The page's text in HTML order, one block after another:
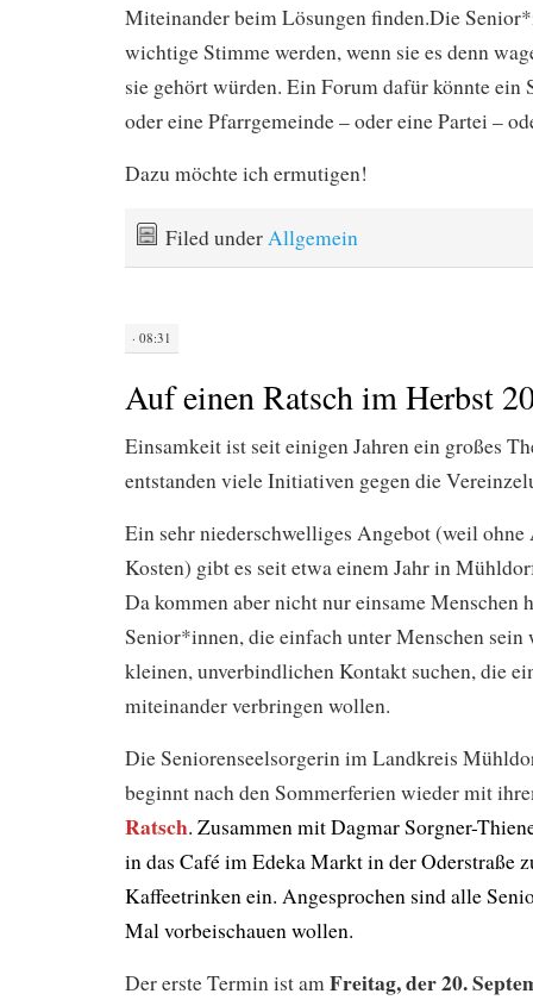
Miteinander beim Lösungen finden.Die
wichtige Stimme werden, wenn sie es denn
sie gehört würden. Ein Forum dafür könnte ein
oder eine Pfarrgemeinde – oder eine Partei –
Dazu möchte ich ermutigen!
Filed underAllgemein
· 08:31
Auf einen Ratsch im Herbst
Einsamkeit ist seit einigen Jahren ein großes
entstanden viele Initiativen gegen die
Ein sehr niederschwelliges Angebot (weil
Kosten) gibt es seit etwa einem Jahr in
Da kommen aber nicht nur einsame Menschen
Senior*innen, die einfach unter Menschen sein
kleinen, unverbindlichen Kontakt suchen, die
miteinander verbringen wollen.
Die Seniorenseelsorgerin im Landkreis
beginnt nach den Sommerferien wieder mit
Ratsch. Zusammen mit Dagmar Sorgner-
in das Café im Edeka Markt in der Oderstraße
Kaffeetrinken ein. Angesprochen sind alle
Mal vorbeischauen wollen.
Der erste Termin ist amFreitag, der 20.